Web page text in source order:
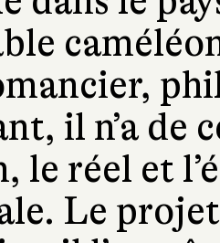
il n’a de
le réel et
Le